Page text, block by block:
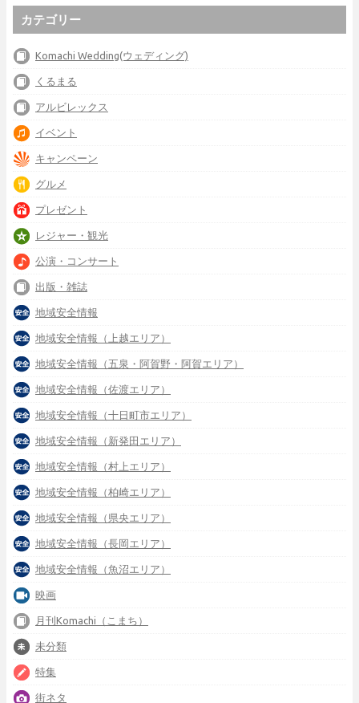
カテゴリー
Komachi Wedding(ウェディング)
くるまる
アルビレックス
イベント
キャンペーン
グルメ
プレゼント
レジャー・観光
公演・コンサート
出版・雑誌
地域安全情報
地域安全情報（上越エリア）
地域安全情報（五泉・阿賀野・阿賀エリア）
地域安全情報（佐渡エリア）
地域安全情報（十日町市エリア）
地域安全情報（新発田エリア）
地域安全情報（村上エリア）
地域安全情報（柏崎エリア）
地域安全情報（県央エリア）
地域安全情報（長岡エリア）
地域安全情報（魚沼エリア）
映画
月刊Komachi（こまち）
未分類
特集
街ネタ